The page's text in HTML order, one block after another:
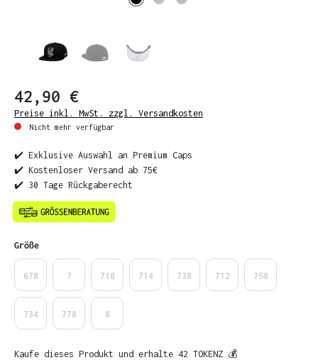
42,90 €
Preise inkl. MwSt. zzgl. Versandkosten
Nicht mehr verfügbar
✔️ Exklusive Auswahl an Premium Caps
✔️ Kostenloser Versand ab 75€
✔️ 30 Tage Rückgaberecht
Größeauswählen
678 7 718 714 738 712 758
734 778 8
Kaufe dieses Produkt und erhalte 42 TOKENZ 💰